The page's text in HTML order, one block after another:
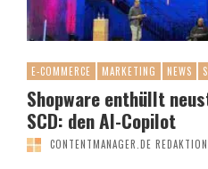
E-COMMERCE MARKETING NEWS
Shopware enthüllt
SCD: den AI-Copilot
CONTENTMANAGER.DE REDAKTION